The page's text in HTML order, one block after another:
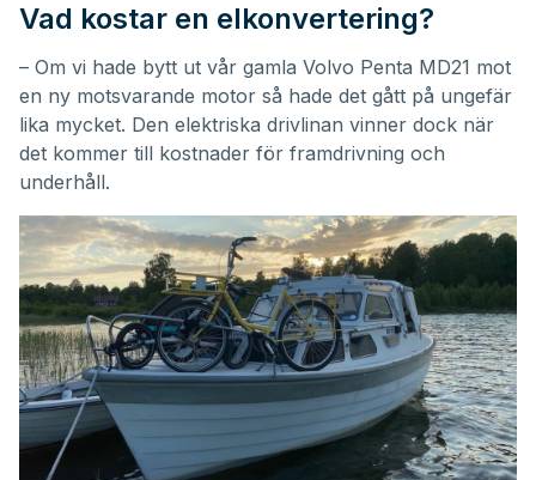
Vad kostar en elkonvertering?
– Om vi hade bytt ut vår gamla Volvo Penta MD21 mot
en ny motsvarande motor så hade det gått på ungefär
lika mycket. Den elektriska drivlinan vinner dock när
det kommer till kostnader för framdrivning och
underhåll.